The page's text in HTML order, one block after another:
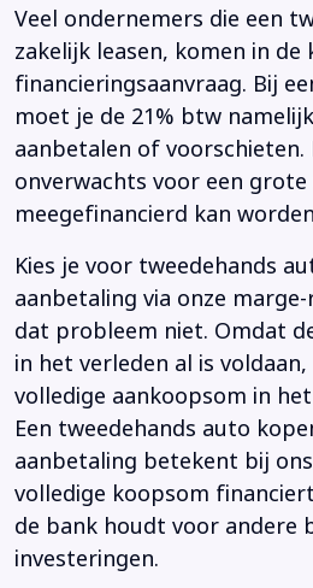
Veel ondernemers die een
zakelijk leasen, komen in de
financieringsaanvraag. Bij
moet je de 21% btw
aanbetalen of
onverwachts voor een
meegefinancierd kan
Kies je voor tweedehands
aanbetaling via onze
dat probleem niet. Omdat
in het verleden al is
volledige aankoopsom in
Een tweedehands auto
aanbetaling betekent bij
volledige koopsom
de bank houdt voor andere
investeringen.